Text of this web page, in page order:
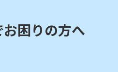
困りの方へ